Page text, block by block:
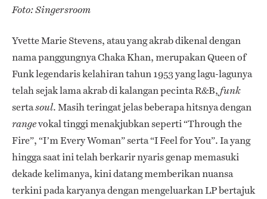
Foto: Singersroom
Yvette Marie Stevens, atau yang akrab dikenal dengan
nama panggungnya Chaka Khan, merupakan Queen of
Funk legendaris kelahiran tahun 1953 yang lagu-lagunya
telah sejak lama akrab di kalangan pecinta R&B, funk
sertasoul. Masih teringat jelas beberapa hitsnya dengan
rangevokal tinggi menakjubkan seperti “Through the
Fire”, “I’m Every Woman” serta “I Feel for You”. Ia yang
hingga saat ini telah berkarir nyaris genap memasuki
dekade kelimanya, kini datang memberikan nuansa
terkini pada karyanya dengan mengeluarkan LP bertajuk